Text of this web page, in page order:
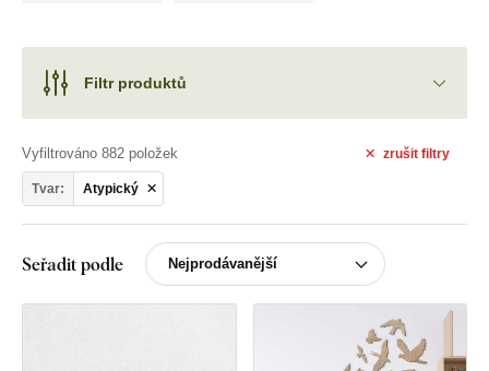
Filtr produktů
zrušit filtry
Vyfiltrováno 882 položek
Tvar: Atypický
Seřadit podle